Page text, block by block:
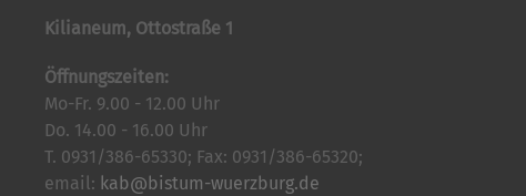
Kilianeum, Ottostraße 1
Öffnungszeiten:
Mo-Fr. 9.00 - 12.00 Uhr
Do. 14.00 - 16.00 Uhr
T. 0931/386-65330; Fax: 0931/386-65320;
email: kab@bistum-wuerzburg.de